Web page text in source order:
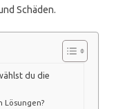
Schäden.
du die
Lösungen?